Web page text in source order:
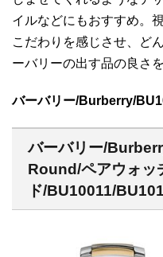
イルなどにもおすすめ。
こだわりを感じさせ、ど
ーバリーの出す品の良さ
バーバリー/Burberry/
バーバリー/
Round/ペアウォッ
ド/BU10011/